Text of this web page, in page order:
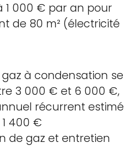
1 000 € par an pour
de 80 m² (électricité
à condensation se
3 000 € et 6 000 €,
récurrent estimé
400 €
de gaz et entretien